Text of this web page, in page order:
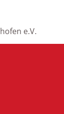
e.V.